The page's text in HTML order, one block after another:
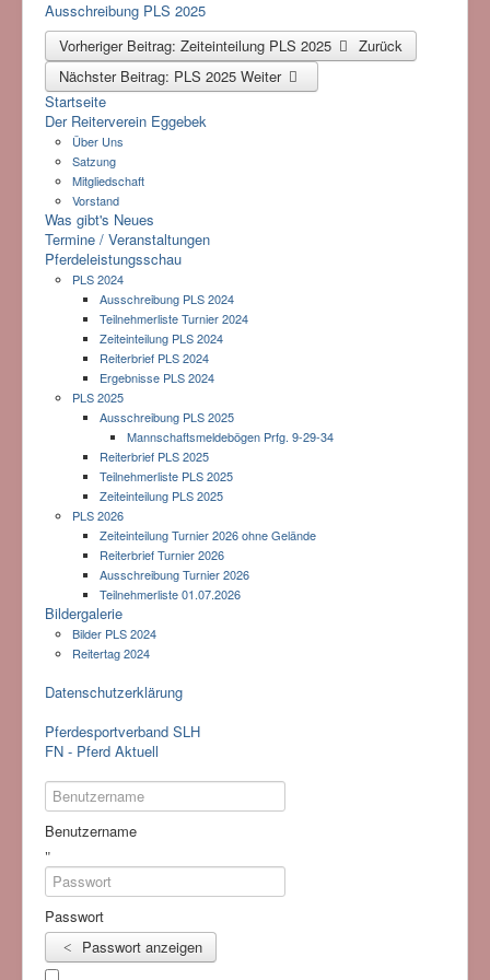
Ausschreibung PLS 2025
Vorheriger Beitrag: Zeiteinteilung PLS 2025
Zurück
Nächster Beitrag: PLS 2025 Weiter
Startseite
Der Reiterverein Eggebek
Über Uns
Satzung
Mitgliedschaft
Vorstand
Was gibt's Neues
Termine / Veranstaltungen
Pferdeleistungsschau
PLS 2024
Ausschreibung PLS 2024
Teilnehmerliste Turnier 2024
Zeiteinteilung PLS 2024
Reiterbrief PLS 2024
Ergebnisse PLS 2024
PLS 2025
Ausschreibung PLS 2025
Mannschaftsmeldebögen Prfg. 9-29-34
Reiterbrief PLS 2025
Teilnehmerliste PLS 2025
Zeiteinteilung PLS 2025
PLS 2026
Zeiteinteilung Turnier 2026 ohne Gelände
Reiterbrief Turnier 2026
Ausschreibung Turnier 2026
Teilnehmerliste 01.07.2026
Bildergalerie
Bilder PLS 2024
Reitertag 2024
Datenschutzerklärung
Pferdesportverband SLH
FN - Pferd Aktuell
Benutzername
Passwort
Passwort anzeigen